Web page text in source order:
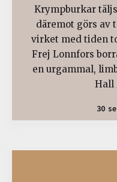
Krympburkar
däremot görs av
virket med tiden
Frej Lonnfors
en urgammal,
Hall
30